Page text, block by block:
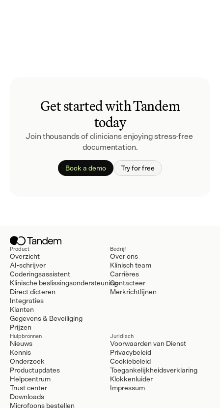
Get started with Tandem
today
Join thousands of clinicians enjoying stress-free
documentation.
Book a demo Try for free
Product
Overzicht
AI-schrijver
Coderingsassistent
Klinische beslissingsondersteuning
Direct dicteren
Integraties
Klanten
Gegevens & Beveiliging
Prijzen
Bedrijf
Over ons
Klinisch team
Carrières
Contacteer
Merkrichtlijnen
Hulpbronnen
Nieuws
Kennis
Onderzoek
Productupdates
Helpcentrum
Trust center
Downloads
Microfoons bestellen
Juridisch
Voorwaarden van Dienst
Privacybeleid
Cookiebeleid
Toegankelijkheidsverklaring
Klokkenluider
Impressum